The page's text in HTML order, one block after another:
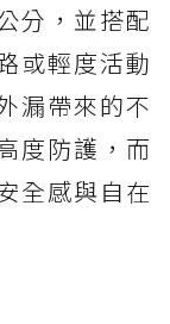
分，並搭配
或輕度活動
漏帶來的不
度防護，而
全感與自在